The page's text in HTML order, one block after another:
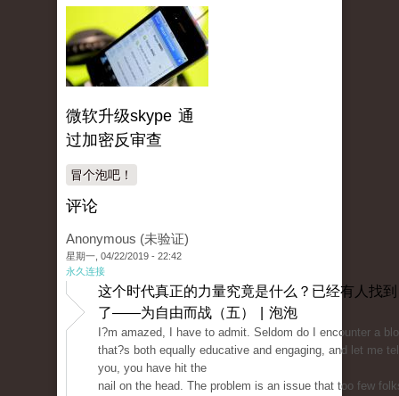
微软升级skype 通
过加密反审查
冒个泡吧！
评论
Anonymous (未验证)
星期一, 04/22/2019 - 22:42
永久连接
这个时代真正的力量究竟是什么？已经有人找到
了——为自由而战（五） | 泡泡
I?m amazed, I have to admit. Seldom do I encounter a
that?s both equally educative and engaging, and let me
you, you have hit the
nail on the head. The problem is an issue that too few